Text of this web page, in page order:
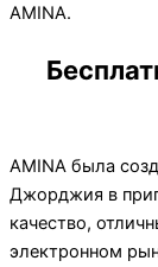
AMINA.
АMINA была
Джорджия в
качество,
электронном